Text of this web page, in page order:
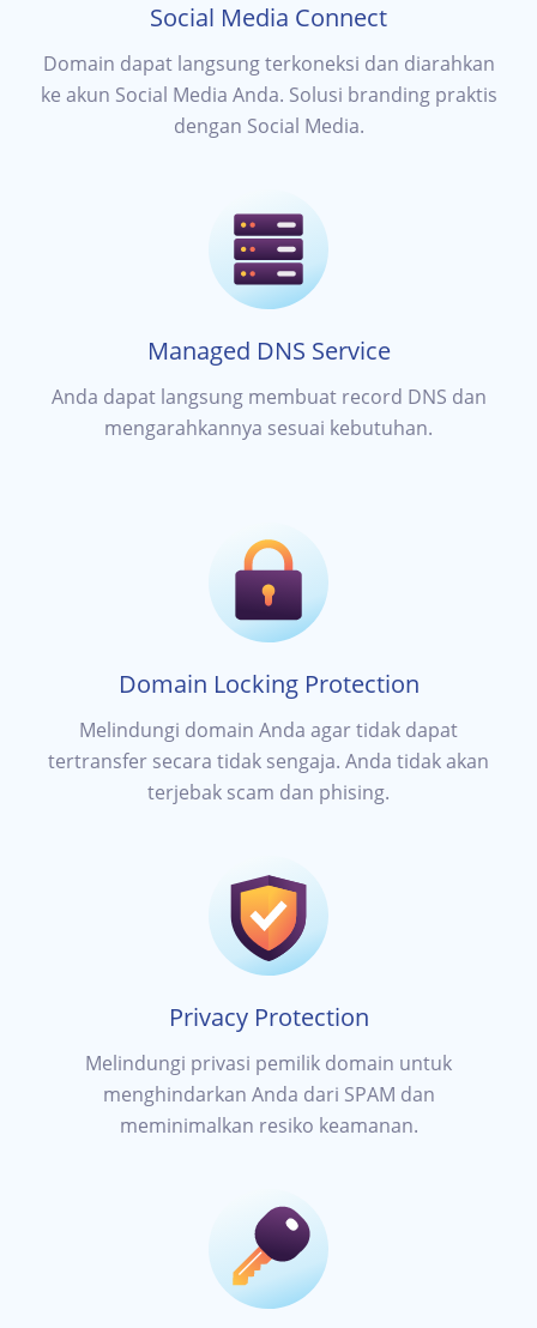
Social Media Connect
Domain dapat langsung terkoneksi dan diarahkan
ke akun Social Media Anda. Solusi branding praktis
dengan Social Media.
Managed DNS Service
Anda dapat langsung membuat record DNS dan
mengarahkannya sesuai kebutuhan.
Domain Locking Protection
Melindungi domain Anda agar tidak dapat
tertransfer secara tidak sengaja. Anda tidak akan
terjebak scam dan phising.
Privacy Protection
Melindungi privasi pemilik domain untuk
menghindarkan Anda dari SPAM dan
meminimalkan resiko keamanan.